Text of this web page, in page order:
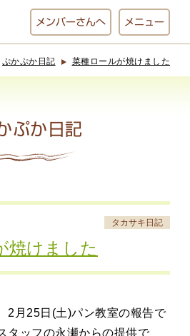
メンバーさんへ メニュー
ぷかぷかさんと
ぷかぷか日記 菜種ロールが焼けました
ぷか日記
タカサキ日記
焼けました
2月25日(土)パン教室の報告で
ッフの永瀬からの提供で